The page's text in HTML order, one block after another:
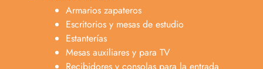
Armarios zapateros
Escritorios y mesas de estudio
Estanterías
Mesas auxiliares y para TV
Recibidores y consolas para la entrada